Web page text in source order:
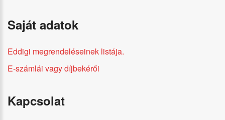
Saját adatok
Eddigi megrendeléseinek listája.
E-számlái vagy díjbekérői
Kapcsolat